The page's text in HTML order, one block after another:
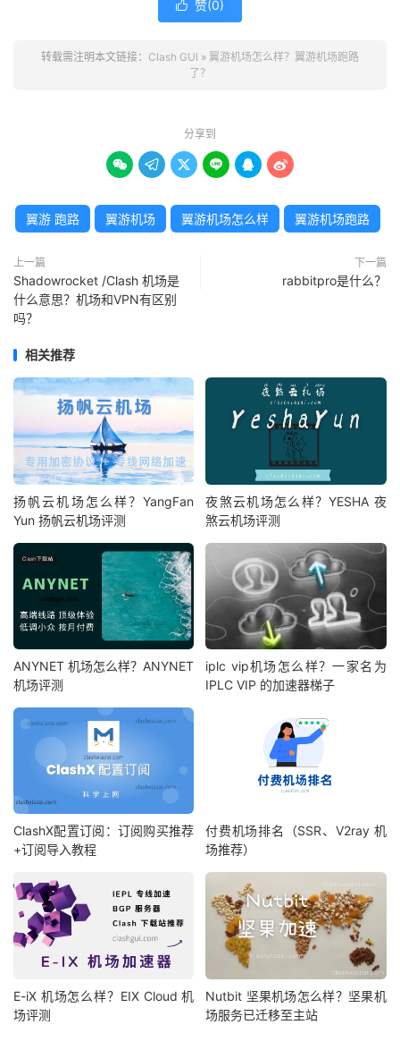
 赞(0)
转载需注明本文链接： Clash GUI » 翼游机场怎么样？翼游机场跑路
了？
分享到
     
翼游 跑路 翼游机场 翼游机场怎么样 翼游机场跑路
上一篇
Shadowrocket /Clash 机场是
什么意思？机场和VPN有区别
吗？
下一篇
rabbitpro是什么？
相关推荐
扬帆云机场怎么样？YangFan
Yun 扬帆云机场评测
夜煞云机场怎么样？YESHA 夜
煞云机场评测
ANYNET 机场怎么样？ANYNET
机场评测
iplc vip机场怎么样？一家名为
IPLC VIP 的加速器梯子
ClashX配置订阅：订阅购买推荐
+订阅导入教程
付费机场排名（SSR、V2ray 机
场推荐）
E-iX 机场怎么样？EIX Cloud 机
场评测
Nutbit 坚果机场怎么样？坚果机
场服务已迁移至主站